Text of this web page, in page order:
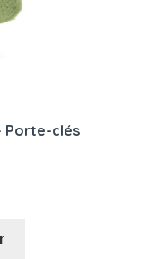
Porte-clés